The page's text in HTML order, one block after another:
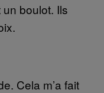
un boulot. Ils
Cela m’a fait